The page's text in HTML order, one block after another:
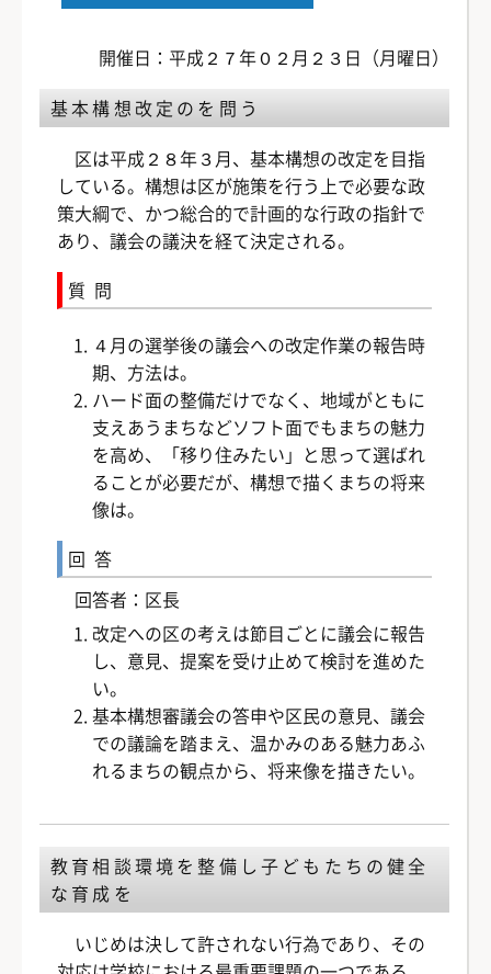
開催日：平成２７年０２月２３日（月曜日）
基本構想改定のを問う
区は平成２８年３月、基本構想の改定を目指
している。構想は区が施策を行う上で必要な政
策大綱で、かつ総合的で計画的な行政の指針で
あり、議会の議決を経て決定される。
質問
４月の選挙後の議会への改定作業の報告時
期、方法は。
ハード面の整備だけでなく、地域がともに
支えあうまちなどソフト面でもまちの魅力
を高め、「移り住みたい」と思って選ばれ
ることが必要だが、構想で描くまちの将来
像は。
回答
回答者：区長
改定への区の考えは節目ごとに議会に報告
し、意見、提案を受け止めて検討を進めた
い。
基本構想審議会の答申や区民の意見、議会
での議論を踏まえ、温かみのある魅力あふ
れるまちの観点から、将来像を描きたい。
教育相談環境を整備し子どもたちの健全
な育成を
いじめは決して許されない行為であり、その